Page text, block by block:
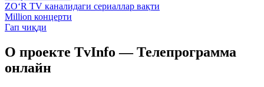
ZO‘R TV каналидаги сериаллар вақти
Million концерти
Гап чиқди
О проекте TvInfo — Телепрограмма
онлайн